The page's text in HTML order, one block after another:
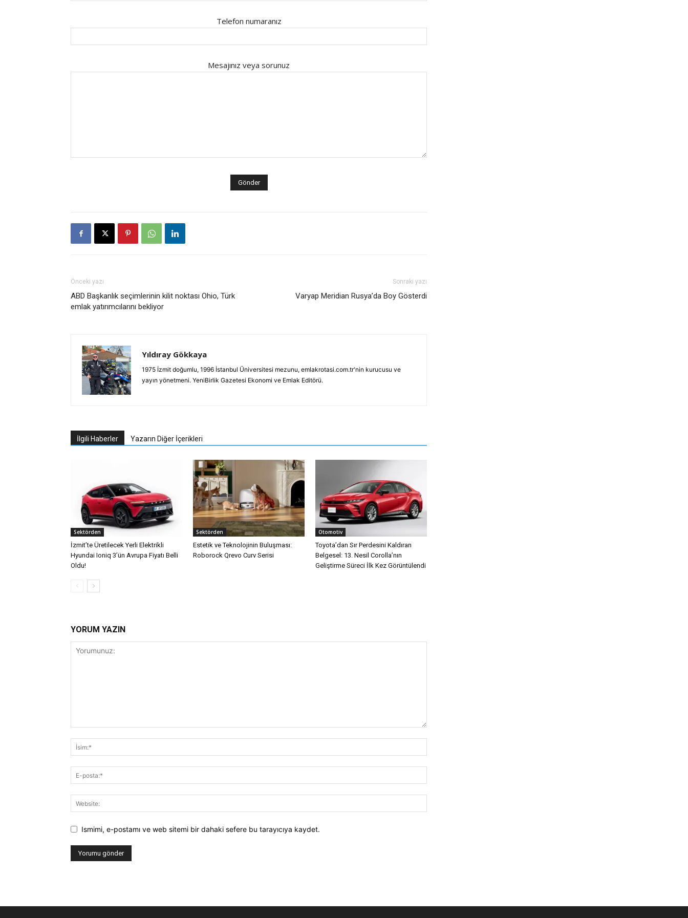
Telefon numaranız
Mesajınız veya sorunuz
Önceki yazı
ABD Başkanlık seçimlerinin kilit noktası Ohio, Türk
emlak yatırımcılarını bekliyor
Sonraki yazı
Varyap Meridian Rusya’da Boy Gösterdi
Yıldıray Gökkaya
1975 İzmit doğumlu, 1996 İstanbul Üniversitesi mezunu, emlakrotasi.com.tr'nin kurucusu ve
yayın yönetmeni. YeniBirlik Gazetesi Ekonomi ve Emlak Editörü.
İlgili Haberler Yazarın Diğer İçerikleri
Sektörden
İzmit’te Üretilecek Yerli Elektrikli
Hyundai Ioniq 3’ün Avrupa Fiyatı Belli
Oldu!
Sektörden
Estetik ve Teknolojinin Buluşması:
Roborock Qrevo Curv Serisi
Otomotiv
Toyota’dan Sır Perdesini Kaldıran
Belgesel: 13. Nesil Corolla’nın
Geliştirme Süreci İlk Kez Görüntülendi
YORUM YAZIN
Ismimi, e-postamı ve web sitemi bir dahaki sefere bu tarayıcıya kaydet.